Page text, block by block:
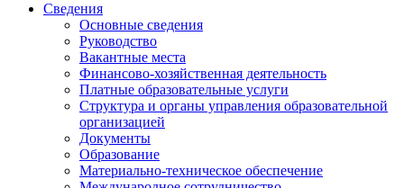
Сведения
Основные сведения
Руководство
Вакантные места
Финансово-хозяйственная деятельность
Платные образовательные услуги
Структура и органы управления образовательной
организацией
Документы
Образование
Материально-техническое обеспечение